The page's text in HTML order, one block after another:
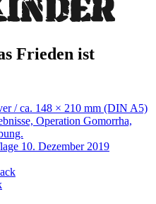
Frieden ist
/ ca. 148 × 210 mm (DIN A5)
Operation Gomorrha,
10. Dezember 2019